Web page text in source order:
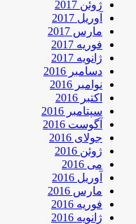
ژوئن 2017
آوریل 2017
مارس 2017
فوریه 2017
ژانویه 2017
دسامبر 2016
نوامبر 2016
اکتبر 2016
سپتامبر 2016
آگوست 2016
جولای 2016
ژوئن 2016
می 2016
آوریل 2016
مارس 2016
فوریه 2016
ژانویه 2016